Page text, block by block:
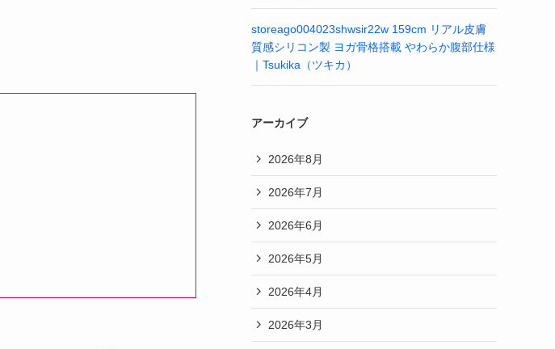
storeago004023shwsir22w 159cm リアル皮膚
質感シリコン製 ヨガ骨格搭載 やわらか腹部仕様
｜Tsukika（ツキカ）
アーカイブ
2026年8月
2026年7月
2026年6月
2026年5月
2026年4月
2026年3月